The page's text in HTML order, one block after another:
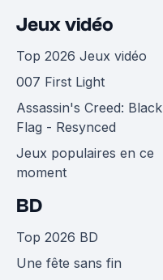
Jeux vidéo
Top 2026 Jeux vidéo
007 First Light
Assassin's Creed: Black
Flag - Resynced
Jeux populaires en ce
moment
BD
Top 2026 BD
Une fête sans fin